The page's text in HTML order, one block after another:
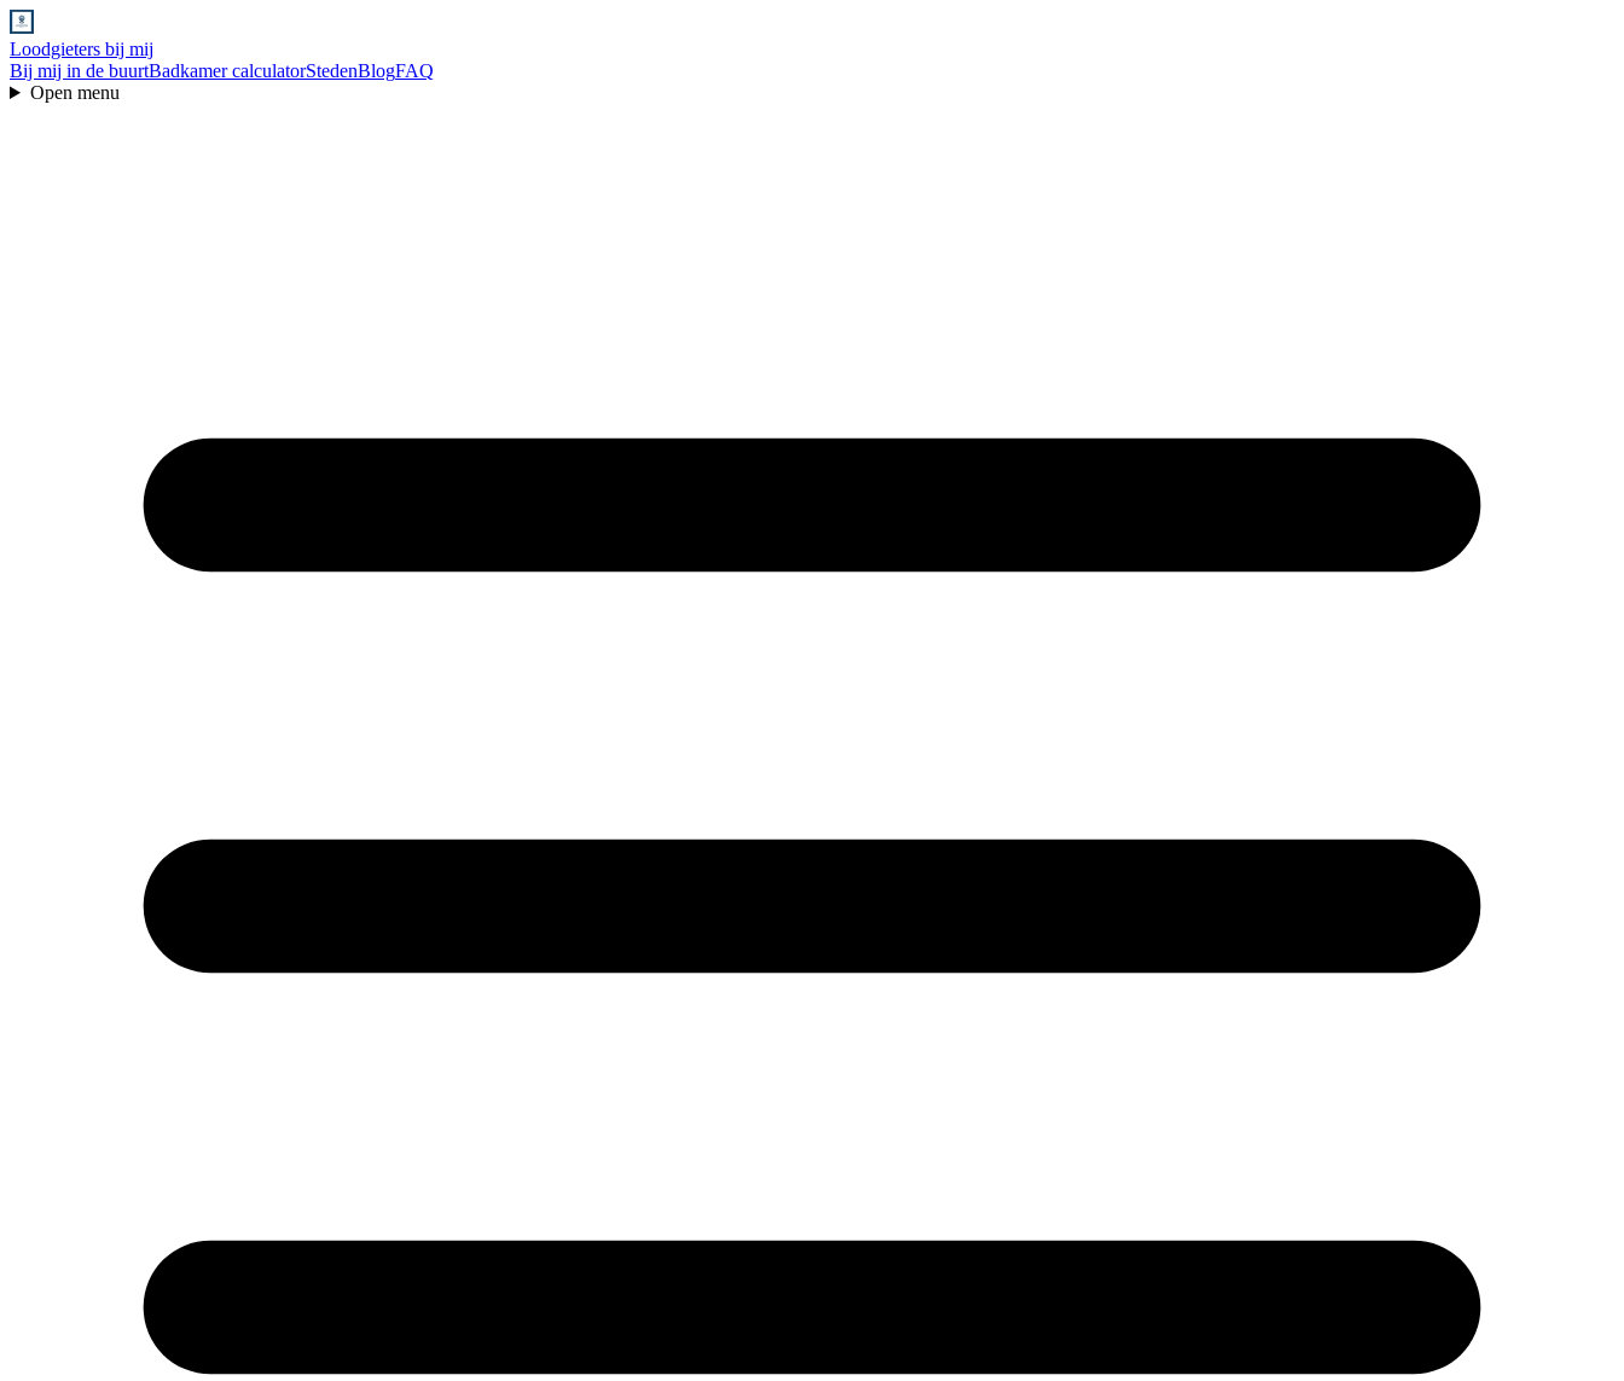
Loodgieters bij mij
Bij mij in de buurtBadkamer calculatorStedenBlogFAQ
Open menu